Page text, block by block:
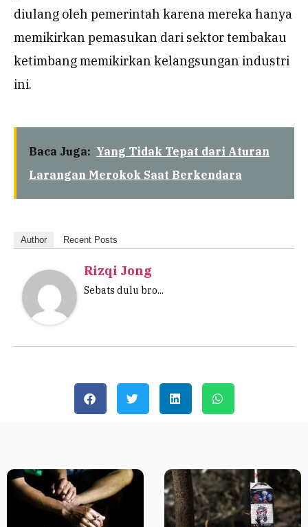
diulang oleh pemerintah karena mereka hanya
memikirkan pemasukan dari sektor tembakau
ketimbang memikirkan kelangsungan industri
ini.
Baca Juga: Yang Tidak Tepat dari Aturan
Larangan Merokok Saat Berkendara
Author Recent Posts
Rizqi Jong
Sebats dulu bro...